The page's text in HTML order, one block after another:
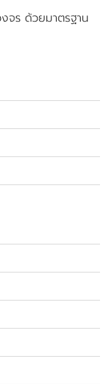
จร ด้วยมาตรฐาน